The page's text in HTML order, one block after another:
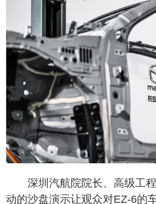
深圳汽航院院长、高级工
动的沙盘演示让观众对EZ-6的